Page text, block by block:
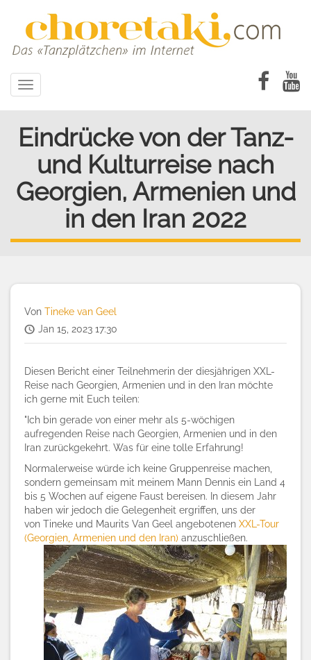
Toggle
navigation
Eindrücke von der Tanz-
und Kulturreise nach
Georgien, Armenien und
in den Iran 2022
Von Tineke van Geel
Jan 15, 2023 17:30
Diesen Bericht einer Teilnehmerin der diesjährigen XXL-
Reise nach Georgien, Armenien und in den Iran möchte
ich gerne mit Euch teilen:
"Ich bin gerade von einer mehr als 5-wöchigen
aufregenden Reise nach Georgien, Armenien und in den
Iran zurückgekehrt. Was für eine tolle Erfahrung!
Normalerweise würde ich keine Gruppenreise machen,
sondern gemeinsam mit meinem Mann Dennis ein Land 4
bis 5 Wochen auf eigene Faust bereisen. In diesem Jahr
haben wir jedoch die Gelegenheit ergriffen, uns der
von Tineke und Maurits Van Geel angebotenen XXL-Tour
(Georgien, Armenien und den Iran) anzuschließen.